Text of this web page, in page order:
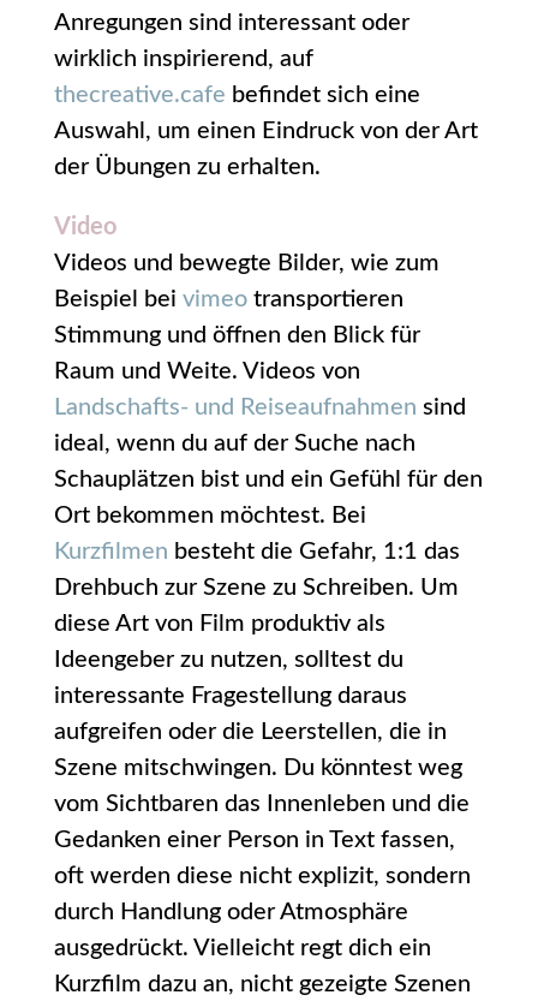
Anregungen sind interessant oder
wirklich inspirierend, auf
thecreative.cafe befindet sich eine
Auswahl, um einen Eindruck von der Art
der Übungen zu erhalten.
Video
Videos und bewegte Bilder, wie zum
Beispiel bei vimeotransportieren
Stimmung und öffnen den Blick für
Raum und Weite. Videos von
Landschafts- und Reiseaufnahmen sind
ideal, wenn du auf der Suche nach
Schauplätzen bist und ein Gefühl für den
Ort bekommen möchtest. Bei
Kurzfilmen besteht die Gefahr, 1:1 das
Drehbuch zur Szene zu Schreiben. Um
diese Art von Film produktiv als
Ideengeber zu nutzen, solltest du
interessante Fragestellung daraus
aufgreifen oder die Leerstellen, die in
Szene mitschwingen. Du könntest weg
vom Sichtbaren das Innenleben und die
Gedanken einer Person in Text fassen,
oft werden diese nicht explizit, sondern
durch Handlung oder Atmosphäre
ausgedrückt. Vielleicht regt dich ein
Kurzfilm dazu an, nicht gezeigte Szenen